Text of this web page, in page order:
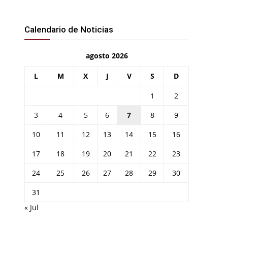
Calendario de Noticias
agosto 2026
L M X J V S D
1
2
3
4 5 6 7 8
9
10
11 12 13 14 15
16
17
18 19 20 21 22
23
24
25 26 27 28 29
30
31
« Jul